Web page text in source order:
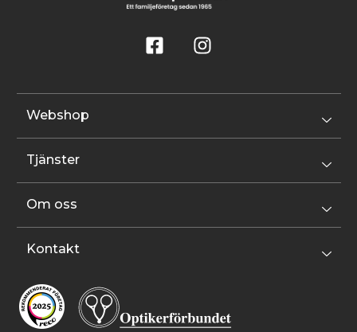
Webshop
Tjänster
Om oss
Kontakt